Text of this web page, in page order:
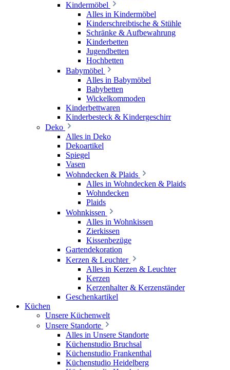
Kindermöbel
Alles in Kindermöbel
Kinderschreibtische & Stühle
Schränke & Aufbewahrung
Kinderbetten
Jugendbetten
Hochbetten
Babymöbel
Alles in Babymöbel
Babybetten
Wickelkommoden
Kinderbettwaren
Kinderbesteck & Kindergeschirr
Deko
Alles in Deko
Dekoartikel
Spiegel
Vasen
Wohndecken & Plaids
Alles in Wohndecken & Plaids
Wohndecken
Plaids
Wohnkissen
Alles in Wohnkissen
Zierkissen
Kissenbezüge
Gartendekoration
Kerzen & Leuchter
Alles in Kerzen & Leuchter
Kerzen
Kerzenhalter & Kerzenständer
Geschenkartikel
Küchen
Unsere Küchenwelt
Unsere Standorte
Alles in Unsere Standorte
Küchenstudio Bruchsal
Küchenstudio Frankenthal
Küchenstudio Heidelberg